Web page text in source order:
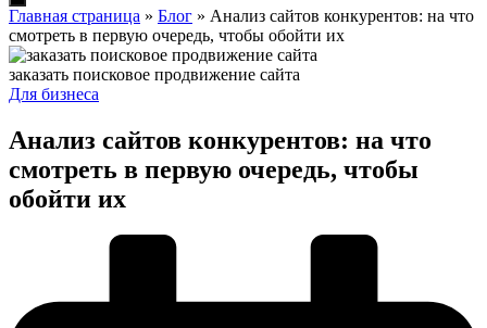
Toggle
Menu
Главная страница » Блог » Анализ сайтов конкурентов: на что
смотреть в первую очередь, чтобы обойти их
заказать поисковое продвижение сайта
Posted
Для бизнеса
Анализ сайтов конкурентов: на что
смотреть в первую очередь, чтобы
обойти их